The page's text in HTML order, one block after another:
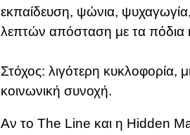
εκπαίδευση, ψώνια, ψυχαγωγία,
λεπτών απόσταση με τα πόδια
Στόχος: λιγότερη κυκλοφορία,
κοινωνική συνοχή.
Αν το The Line και η Hidden